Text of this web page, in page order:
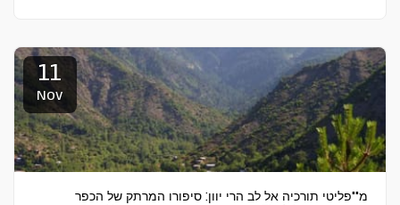
11
Nov
מ""פליטי תורכיה אל לב הרי יוון: סיפורו המרתק של הכפר